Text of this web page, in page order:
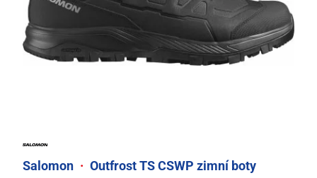
Salomon · Outfrost TS CSWP zimní boty